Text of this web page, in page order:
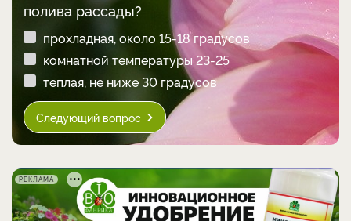
полива рассады?
прохладная, около 15-18 градусов
комнатной температуры 23-25
теплая, не ниже 30 градусов
Следующий вопрос
РЕКЛАМА